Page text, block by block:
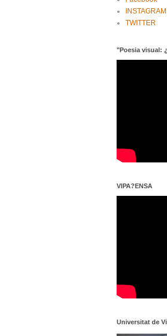
INSTAGRAM
TWITTER
"Poesia visual:
VIPA?ENSA
Universitat de